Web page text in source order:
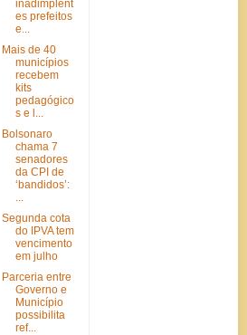
inadimplent
es prefeitos
e...
Mais de 40
municípios
recebem
kits
pedagógico
s e l...
Bolsonaro
chama 7
senadores
da CPI de
‘bandidos’:
...
Segunda cota
do IPVA tem
vencimento
em julho
Parceria entre
Governo e
Município
possibilita
ref...